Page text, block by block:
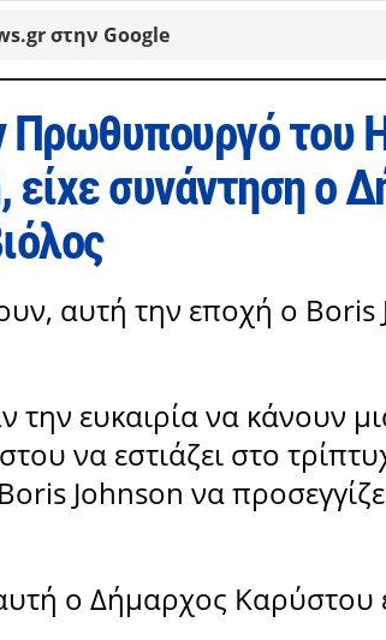
στην Google
του
συνάντηση ο
αυτή την εποχή ο Boris
την ευκαιρία να κάνουν
να εστιάζει στο
Johnson να
ο Δήμαρχος Καρύστου